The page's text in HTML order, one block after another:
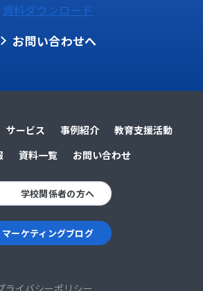
資料ダウンロード
お問い合わせへ
サービス 事例紹介
教育支援活動
資料一覧 お問い合わせ
学校関係者の方へ
マーケティングブログ